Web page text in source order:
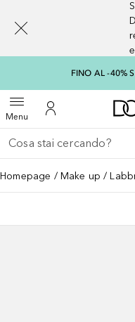
FINO AL -40%
MenuApri menuAl Mio Account
Torna indietro
Esegui ricerca
Homepage Make up